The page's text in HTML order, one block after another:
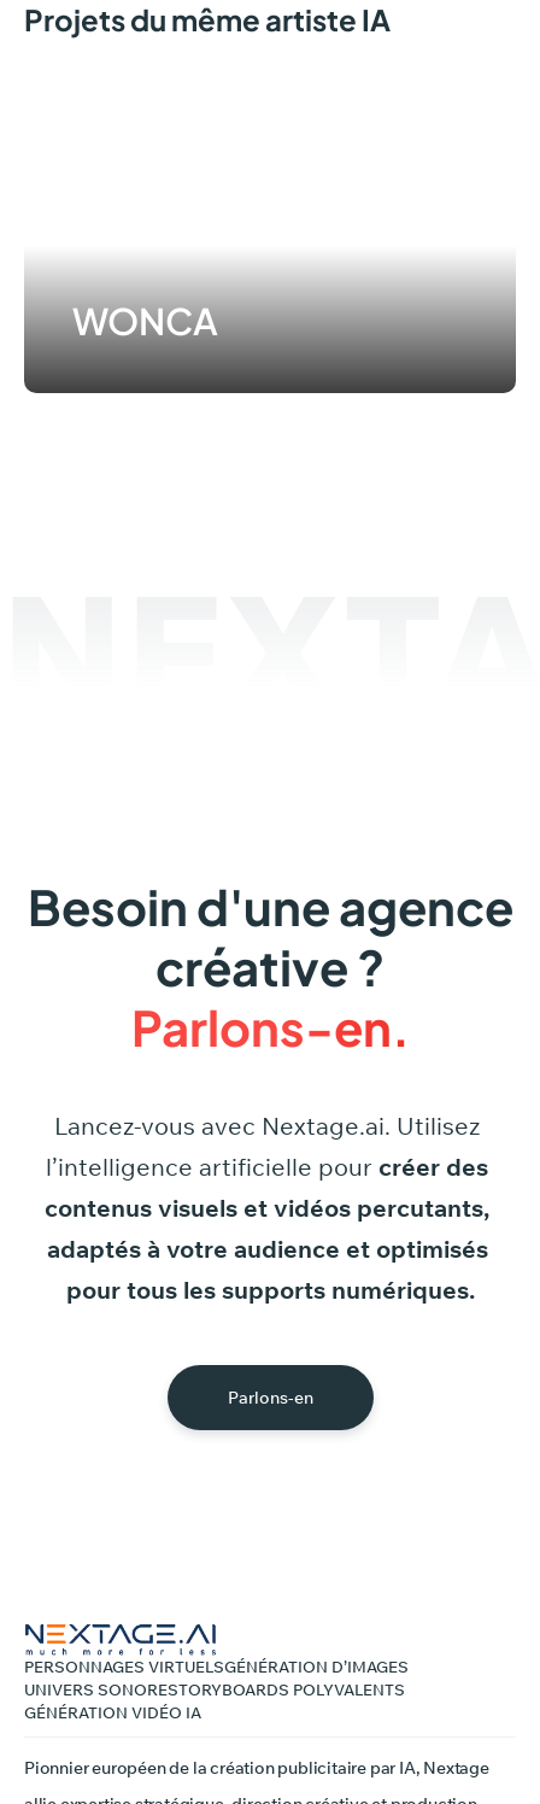
Projets du même artiste IA
WONCA
Besoin d'une agence
créative ?
Parlons-en.
Lancez-vous avec Nextage.ai. Utilisez
l’intelligence artificielle pour créer des
contenus visuels et vidéos percutants,
adaptés à votre audience et optimisés
pour tous les supports numériques.
Parlons-en
PERSONNAGES VIRTUELSGÉNÉRATION D’IMAGES
UNIVERS SONORESTORYBOARDS POLYVALENTS
GÉNÉRATION VIDÉO IA
Pionnier européen de la création publicitaire par IA, Nextage